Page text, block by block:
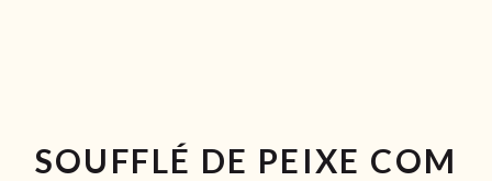
SOUFFLÉ DE PEIXE COM